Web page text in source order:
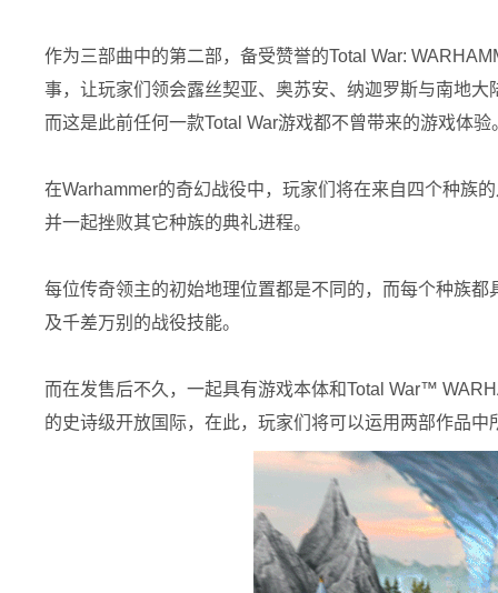
作为三部曲中的第二部，备受赞誉的Total War:
事，让玩家们领会露丝契亚、奥苏安、纳迦罗斯与南地
而这是此前任何一款Total War游戏都不曾带来的游戏体验
在Warhammer的奇幻战役中，玩家们将在来自四个种族
并一起挫败其它种族的典礼进程。
每位传奇领主的初始地理位置都是不同的，而每个种族
及千差万别的战役技能。
而在发售后不久，一起具有游戏本体和Total War™
的史诗级开放国际，在此，玩家们将可以运用两部作品中